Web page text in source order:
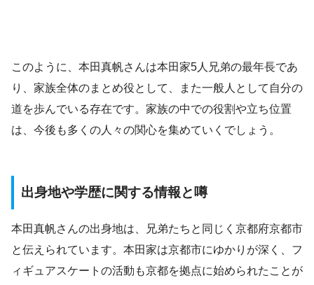
このように、本田真帆さんは本田家5人兄弟の最年長であ
り、家族全体のまとめ役として、また一般人として自分の
道を歩んでいる存在です。家族の中での役割や立ち位置
は、今後も多くの人々の関心を集めていくでしょう。
出身地や学歴に関する情報と噂
本田真帆さんの出身地は、兄弟たちと同じく京都府京都市
と伝えられています。本田家は京都市にゆかりが深く、フ
ィギュアスケートの活動も京都を拠点に始められたことが